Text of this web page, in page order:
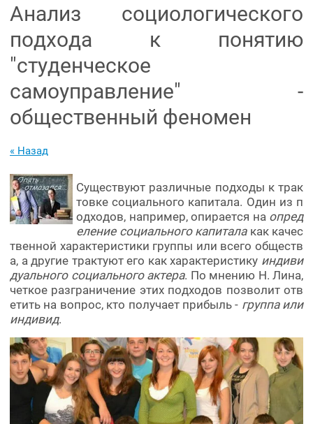
Анализ социологического
подхода к понятию
"студенческое
самоуправление" -
общественный феномен
« Назад
Существуют различные подходы к трак
товке социального капитала. Один из п
одходов, например, опирается на опред
еление социального капиталакак качес
твенной характеристики группы или всего обществ
а, а другие трактуют его как характеристику индиви
дуального социального актера. По мнению Н. Лина,
четкое разграничение этих подходов позволит отв
етить на вопрос, кто получает прибыль - группа или
индивид.